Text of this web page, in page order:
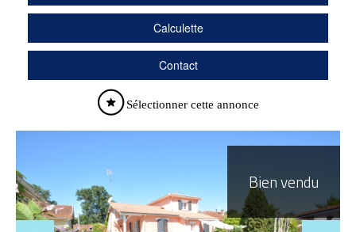
Calculette
Contact
Sélectionner cette annonce
Bien vendu